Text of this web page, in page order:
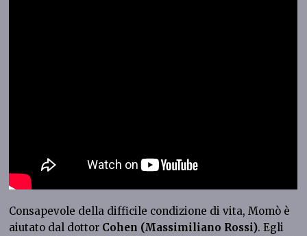
Consapevole della difficile condizione di vita, Momò è
aiutato dal dottor Cohen (Massimiliano Rossi). Egli